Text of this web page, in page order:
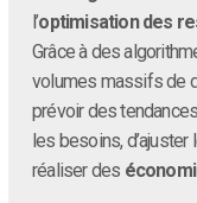
l’optimisation des
Grâce à des
volumes massifs de
prévoir des
les besoins,
réaliser des